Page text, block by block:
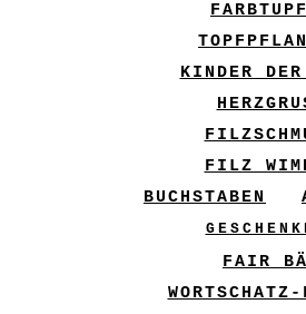
KINDER
FILZ
BUCHSTABEN
FAIR
WORTSCHATZ-